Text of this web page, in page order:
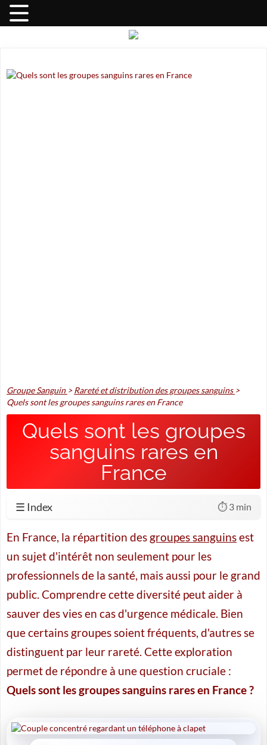
Groupe Sanguin >Rareté et distribution des groupes sanguins >
Quels sont les groupes sanguins rares en France
Quels sont les groupes
sanguins rares en
France
☰ Index ⏱️ 3 min
En France, la répartition des groupes sanguinsest
un sujet d'intérêt non seulement pour les
professionnels de la santé, mais aussi pour le grand
public. Comprendre cette diversité peut aider à
sauver des vies en cas d'urgence médicale. Bien
que certains groupes soient fréquents, d'autres se
distinguent par leur rareté. Cette exploration
permet de répondre à une question cruciale :
Quels sont les groupes sanguins rares en France ?